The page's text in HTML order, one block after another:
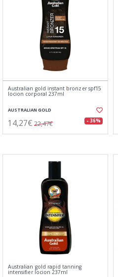
Australian gold instant bronzer spf15
locion corporal 237ml
AUSTRALIAN GOLD
14,27€ 22,47€ - 36%
Australian gold rapid tanning
intensifier locion 237ml